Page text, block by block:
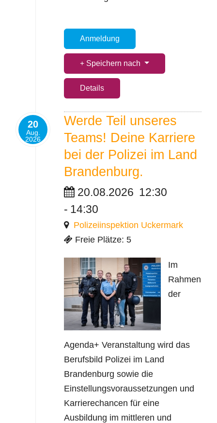
Anmeldung
Speichern nach
Details
20
Aug.
2026
Werde Teil unseres
Teams! Deine Karriere
bei der Polizei im Land
Brandenburg.
20.08.2026 12:30
- 14:30
Polizeiinspektion Uckermark
Freie Plätze: 5
Im
Rahmen
der
Agenda+ Veranstaltung wird das
Berufsbild Polizei im Land
Brandenburg sowie die
Einstellungsvoraussetzungen und
Karrierechancen für eine
Ausbildung im mittleren und